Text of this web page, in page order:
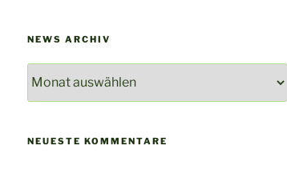
NEWS ARCHIV
Archiv
NEUESTE KOMMENTARE